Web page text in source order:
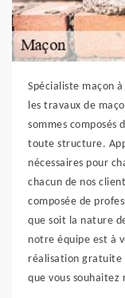
Spécialiste maçon
les travaux de
sommes
toute structure.
nécessaires pour
chacun de nos
composée de
que soit la nature
notre équipe est à
réalisation gratuite
que vous souhaitez